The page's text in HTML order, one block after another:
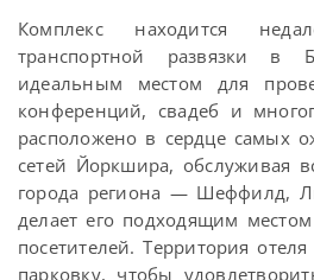
Комплекс находится
транспортной развязки в
идеальным местом для
конференций, свадеб и
расположено в сердце самых
сетей Йоркшира, обслуживая
города региона — Шеффилд,
делает его подходящим
посетителей. Территория
парковку, чтобы